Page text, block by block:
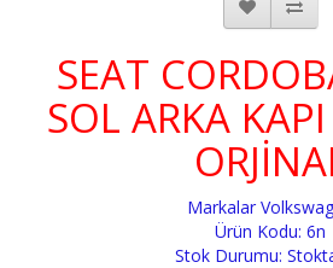
SEAT
SOL ARKA
Markalar
Ürün Kodu: 6n
Stok Durumu: